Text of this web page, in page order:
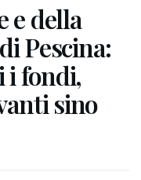
e della
Pescina:
i fondi,
sino